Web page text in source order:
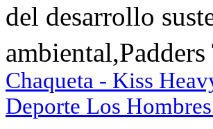
del desarrollo
ambiental,Padders
Chaqueta - Kiss
Deporte Los